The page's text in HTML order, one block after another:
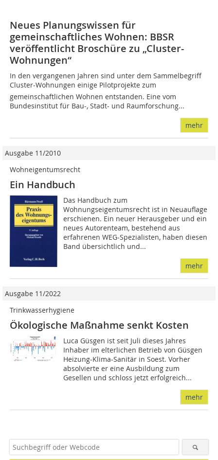
Neues Planungswissen für
gemeinschaftliches Wohnen: BBSR
veröffentlicht Broschüre zu „Cluster-
Wohnungen“
In den vergangenen Jahren sind unter dem Sammelbegriff
Cluster-Wohnungen einige Pilotprojekte zum
gemeinschaftlichen Wohnen entstanden. Eine vom
Bundesinstitut für Bau-, Stadt- und Raumforschung...
mehr
Ausgabe 11/2010
Wohneigentumsrecht
Ein Handbuch
Das Handbuch zum
Wohnungseigentumsrecht ist in Neuauflage
erschienen. Ein neuer Herausgeber und ein
neues Autorenteam, bestehend aus
erfahrenen WEG-Spezialisten, haben diesen
Band übersichtlich und...
mehr
Ausgabe 11/2022
Trinkwasserhygiene
Ökologische Maßnahme senkt Kosten
Luca Güsgen ist seit Juli dieses Jahres
Inhaber im elterlichen Betrieb von Güsgen
Heizung-Klima-Sanitär in Soest. Vorher
absolvierte er eine Ausbildung zum
Gesellen und schloss jetzt erfolgreich...
mehr